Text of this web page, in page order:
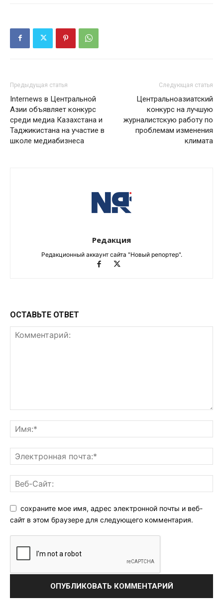
Предыдущая статья
Internews в Центральной
Азии объявляет конкурс
среди медиа Казахстана и
Таджикистана на участие в
школе медиабизнеса
Следующая статья
Центральноазиатский
конкурс на лучшую
журналистскую работу по
проблемам изменения
климата
Редакция
Редакционный аккаунт сайта "Новый репортер".
ОСТАВЬТЕ ОТВЕТ
сохраните мое имя, адрес электронной почты и веб-
сайт в этом браузере для следующего комментария.